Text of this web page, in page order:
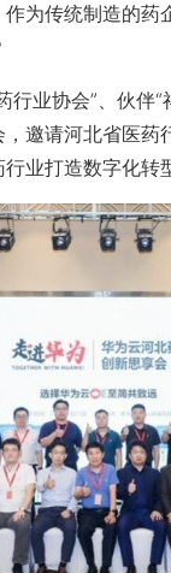
作为传统制造的药
业协会”、伙伴
邀请河北省医
业打造数字化转